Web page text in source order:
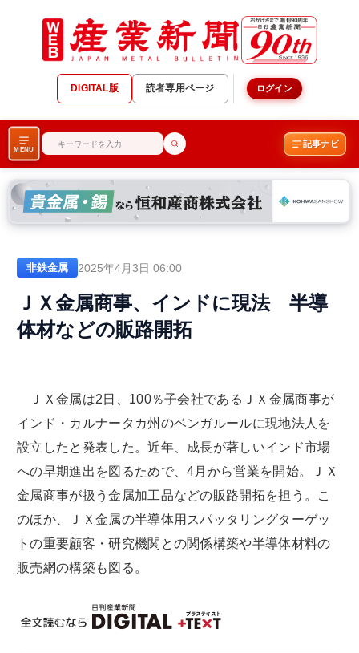
DIGITAL版 読者専用ページ ログイン
MENU
記事ナビ
非鉄金属 2025年4月3日 06:00
ＪＸ金属商事、インドに現法 半導
体材などの販路開拓
ＪＸ金属は2日、100％子会社であるＪＸ金属商事が
インド・カルナータカ州のベンガルールに現地法人を
設立したと発表した。近年、成長が著しいインド市場
への早期進出を図るためで、4月から営業を開始。ＪＸ
金属商事が扱う金属加工品などの販路開拓を担う。こ
のほか、ＪＸ金属の半導体用スパッタリングターゲッ
トの重要顧客・研究機関との関係構築や半導体材料の
販売網の構築も図る。